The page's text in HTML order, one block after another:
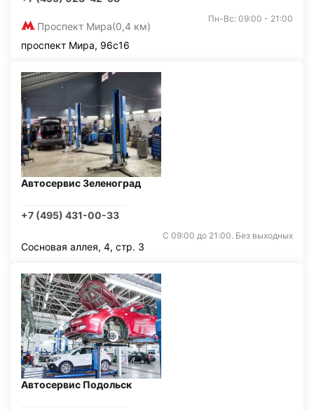
Проспект Мира(0,4 км)
Пн-Вс: 09:00 - 21:00
проспект Мира, 96с16
Автосервис Зеленоград
+7 (495) 431-00-33
С 09:00 до 21:00. Без выходных
Сосновая аллея, 4, стр. 3
Автосервис Подольск